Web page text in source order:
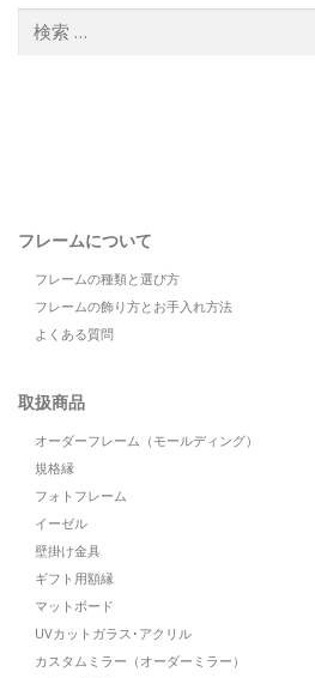
索:
フレームについて
フレームの種類と選び方
フレームの飾り方とお手入れ方法
よくある質問
取扱商品
オーダーフレーム（モールディング）
規格縁
フォトフレーム
イーゼル
壁掛け金具
ギフト用額縁
マットボード
UVカットガラス･アクリル
カスタムミラー（オーダーミラー）